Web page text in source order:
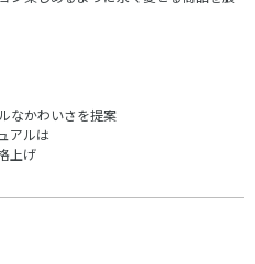
なかわいさを提案
アルは
上げ